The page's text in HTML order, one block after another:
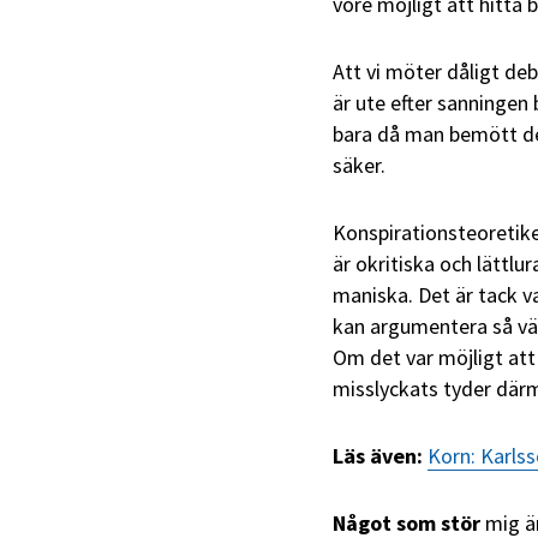
Att vi möter dåligt
är ute efter
bara då man bemött
säker.
är okritiska och
maniska. Det är tack
kan argumentera så
Om det var möjligt att
misslyckats tyder
Läs även: Korn:
Något som stör mig